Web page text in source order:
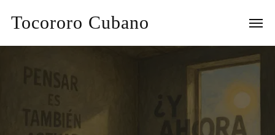
Tocororo Cubano